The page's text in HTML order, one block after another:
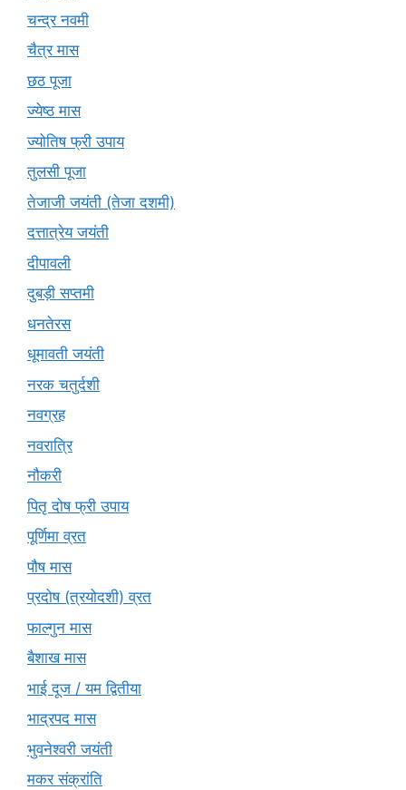
चन्द्र नवमी
चैत्र मास
छठ पूजा
ज्येष्ठ मास
ज्योतिष फ्री उपाय
तुलसी पूजा
तेजाजी जयंती (तेजा दशमी)
दत्तात्रेय जयंती
दीपावली
दुबड़ी सप्तमी
धनतेरस
धूमावती जयंती
नरक चतुर्दशी
नवग्रह
नवरात्रि
नौकरी
पितृ दोष फ्री उपाय
पूर्णिमा व्रत
पौष मास
प्रदोष (त्रयोदशी) व्रत
फाल्गुन मास
बैशाख मास
भाई दूज / यम द्वितीया
भाद्रपद मास
भुवनेश्वरी जयंती
मकर संक्रांति